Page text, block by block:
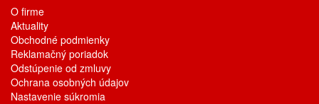
O firme
Aktuality
Obchodné podmienky
Reklamačný poriadok
Odstúpenie od zmluvy
Ochrana osobných údajov
Nastavenie súkromia